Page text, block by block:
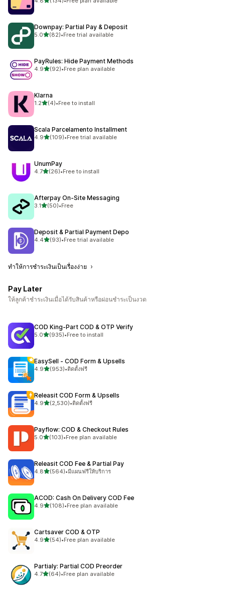
ทั้งหมด 134 รีวิว
Downpay: Partial Pay & Deposit
5.0เต็ม 5 ดาว
(82)
ทั้งหมด 82 รีวิว
•Free trial available
PayRules: Hide Payment Methods
4.9เต็ม 5 ดาว
(92)
ทั้งหมด 92 รีวิว
•Free plan available
Klarna
1.2เต็ม 5 ดาว
(4)
ทั้งหมด 4 รีวิว
•Free to install
Scala Parcelamento Installment
4.9เต็ม 5 ดาว
(109)
ทั้งหมด 109 รีวิว
•Free trial available
UnumPay
4.7เต็ม 5 ดาว
(26)
ทั้งหมด 26 รีวิว
•Free to install
Afterpay On‑Site Messaging
3.1เต็ม 5 ดาว
(50)
ทั้งหมด 50 รีวิว
•Free
Deposit & Partial Payment Depo
4.4เต็ม 5 ดาว
(93)
ทั้งหมด 93 รีวิว
•Free trial available
ทำให้การชำระเงินเป็นเรื่องง่าย
Pay Later
ให้ลูกค้าชำระเงินเมื่อได้รับสินค้าหรือผ่อนชำระเป็นงวด
COD King‑Part COD & OTP Verify
5.0เต็ม 5 ดาว
(935)
ทั้งหมด 935 รีวิว
•Free to install
EasySell ‑ COD Form & Upsells
4.9เต็ม 5 ดาว
(953)
ทั้งหมด 953 รีวิว
•ติดตั้งฟรี
Releasit COD Form & Upsells
4.9เต็ม 5 ดาว
(2,530)
ทั้งหมด 2530 รีวิว
•ติดตั้งฟรี
Payflow: COD & Checkout Rules
5.0เต็ม 5 ดาว
(103)
ทั้งหมด 103 รีวิว
•Free plan available
Releasit COD Fee & Partial Pay
4.8เต็ม 5 ดาว
(564)
ทั้งหมด 564 รีวิว
•มีแผนฟรีให้บริการ
ACOD: Cash On Delivery COD Fee
4.9เต็ม 5 ดาว
(108)
ทั้งหมด 108 รีวิว
•Free plan available
Cartsaver COD & OTP
4.9เต็ม 5 ดาว
(54)
ทั้งหมด 54 รีวิว
•Free plan available
Partialy: Partial COD Preorder
4.7เต็ม 5 ดาว
(64)
ทั้งหมด 64 รีวิว
•Free plan available